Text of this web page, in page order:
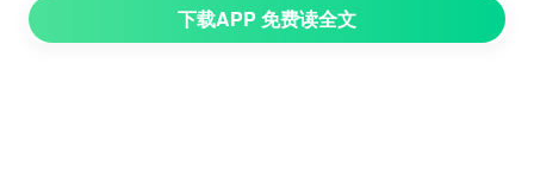
线厮杀的来护儿、麦铁杖等人，尽皆是征战沙场的老将，
下载APP 免费读全文